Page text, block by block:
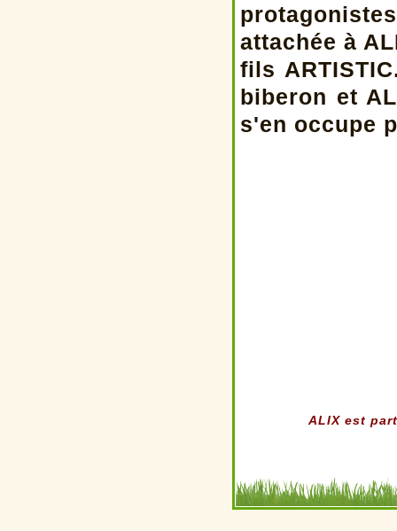
attachée à
fils
biberon et
s'en occupe
ALIX est